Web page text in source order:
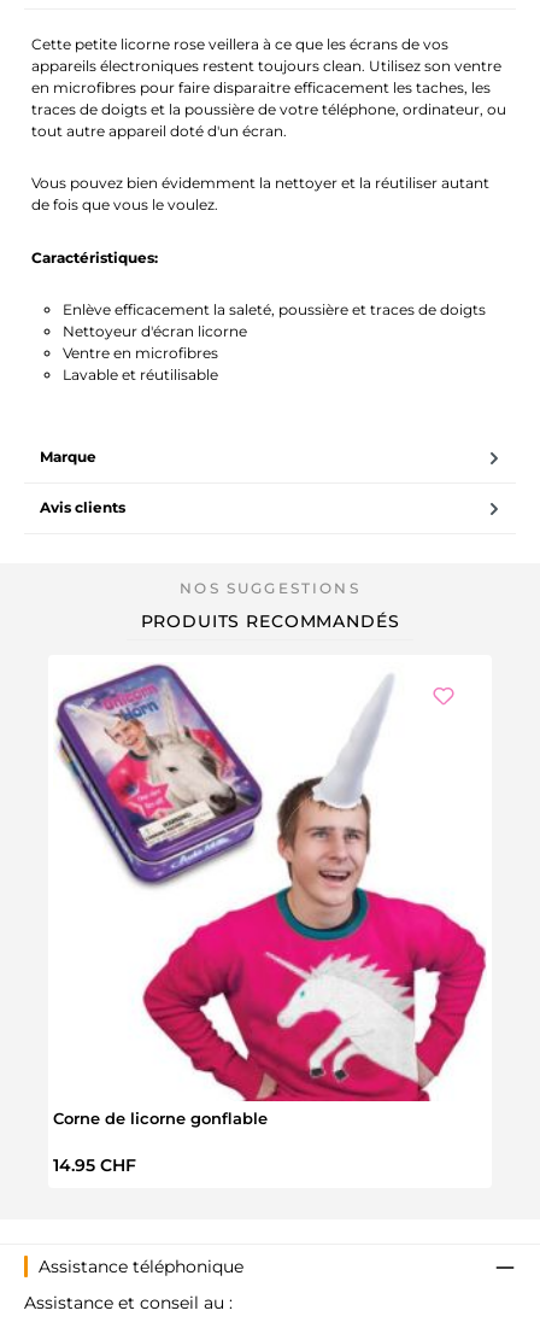
Cette petite licorne rose veillera à ce que les écrans de vos
appareils électroniques restent toujours clean. Utilisez son ventre
en microfibres pour faire disparaitre efficacement les taches, les
traces de doigts et la poussière de votre téléphone, ordinateur, ou
tout autre appareil doté d'un écran.
Vous pouvez bien évidemment la nettoyer et la réutiliser autant
de fois que vous le voulez.
Caractéristiques:
Enlève efficacement la saleté, poussière et traces de doigts
Nettoyeur d'écran licorne
Ventre en microfibres
Lavable et réutilisable
Marque
Avis clients
PRODUITS RECOMMANDÉS
Corne de licorne gonflable
Prix régulier :
14.95 CHF
Assistance téléphonique
Assistance et conseil au :